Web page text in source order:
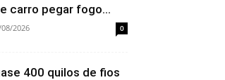
carro pegar fogo...
2026 0
400 quilos de fios